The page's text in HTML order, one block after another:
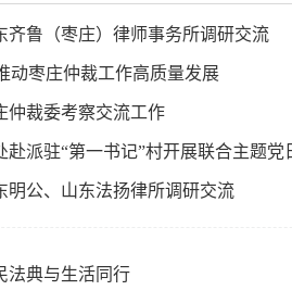
齐鲁（枣庄）律师事务所调研交流
动枣庄仲裁工作高质量发展
仲裁委考察交流工作
赴派驻“第一书记”村开展联合主题
明公、山东法扬律所调研交流
法典与生活同行